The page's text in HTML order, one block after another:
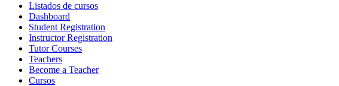
Listados de cursos
Dashboard
Student Registration
Instructor Registration
Tutor Courses
Teachers
Become a Teacher
Cursos